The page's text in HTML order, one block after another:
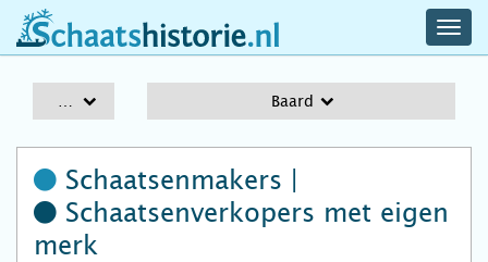
schaatshistorie.nl
Baard
Schaatsenmakers |
Schaatsenverkopers met eigen
merk